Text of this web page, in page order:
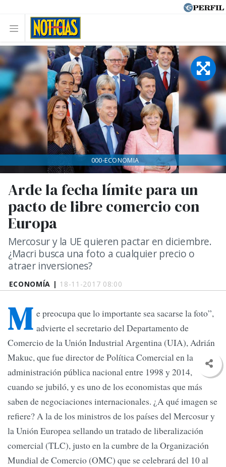
ECONOMÍA | 18-11-2017 08:00
Arde la fecha límite para un
pacto de libre comercio con
Europa
Mercosur y la UE quieren pactar en diciembre.
¿Macri busca una foto a cualquier precio o
atraer inversiones?
000-ECONOMIA
M e preocupa que lo importante sea sacarse la foto”,
advierte el secretario del Departamento de
Comercio de la Unión Industrial Argentina (UIA), Adrián
Makuc, que fue director de Política Comercial en la
administración pública nacional entre 1998 y 2014,
cuando se jubiló, y es uno de los economistas que más
saben de negociaciones internacionales. ¿A qué imagen se
refiere? A la de los ministros de los países del Mercosur y
la Unión Europea sellando un tratado de liberalización
comercial (TLC), justo en la cumbre de la Organización
Mundial de Comercio (OMC) que se celebrará del 10 al